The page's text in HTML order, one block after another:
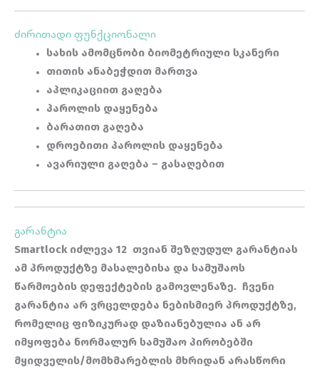
ძირითადი ფუნქციონალი
სახის ამომცნობი ბიომეტრიული სკანერი
თითის ანაბეჭდით მართვა
აპლიკაციით გაღება
პაროლის დაყენება
ბარათით გაღება
დროებითი პაროლის დაყენება
ავარიული გაღება – გასაღებით
გარანტია
Smartlock იძლევა 12 თვიან შეზღუდულ გარანტიას
ამ პროდუქტზე მასალებისა და სამუშაოს
წარმოების დეფექტების გამოვლენაზე. ჩვენი
გარანტია არ ვრცელდება ნებისმიერ პროდუქტზე,
რომელიც ფიზიკურად დაზიანებულია ან არ
იმყოფება ნორმალურ სამუშაო პირობებში
მყიდველის/მომხმარებლის მხრიდან არასწორი